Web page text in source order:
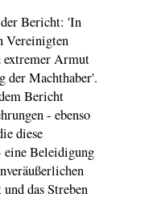
Bericht: 'In
Vereinigten
extremer Armut
der Machthaber'.
Bericht
- ebenso
diese
eine Beleidigung
das Streben